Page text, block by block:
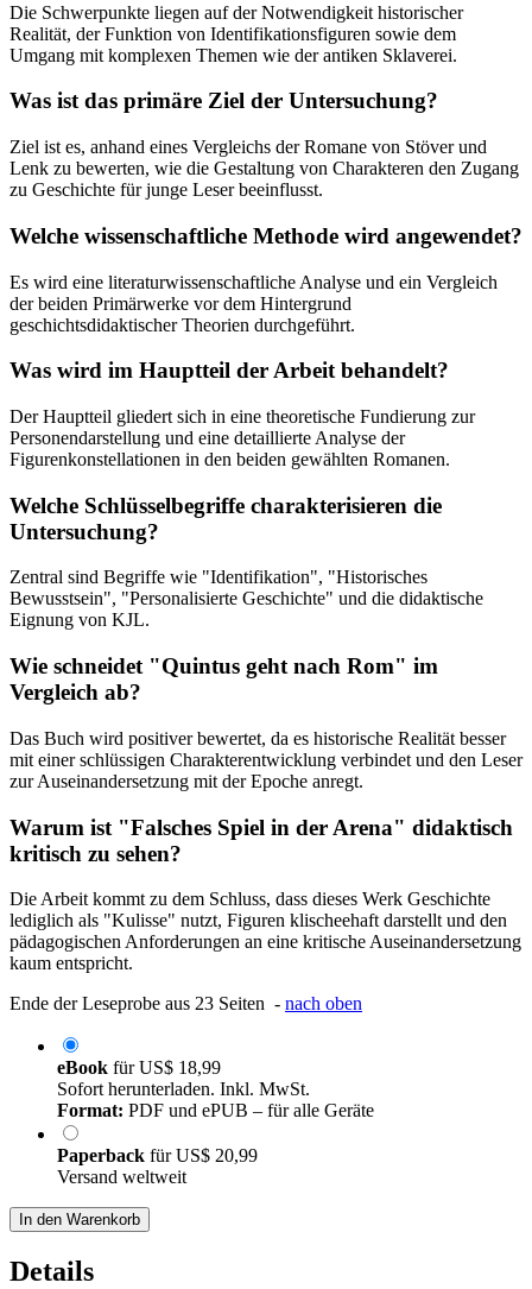
Die Schwerpunkte liegen auf der Notwendigkeit historischer
Realität, der Funktion von Identifikationsfiguren sowie dem
Umgang mit komplexen Themen wie der antiken Sklaverei.
Was ist das primäre Ziel der Untersuchung?
Ziel ist es, anhand eines Vergleichs der Romane von Stöver und
Lenk zu bewerten, wie die Gestaltung von Charakteren den Zugang
zu Geschichte für junge Leser beeinflusst.
Welche wissenschaftliche Methode wird angewendet?
Es wird eine literaturwissenschaftliche Analyse und ein Vergleich
der beiden Primärwerke vor dem Hintergrund
geschichtsdidaktischer Theorien durchgeführt.
Was wird im Hauptteil der Arbeit behandelt?
Der Hauptteil gliedert sich in eine theoretische Fundierung zur
Personendarstellung und eine detaillierte Analyse der
Figurenkonstellationen in den beiden gewählten Romanen.
Welche Schlüsselbegriffe charakterisieren die
Untersuchung?
Zentral sind Begriffe wie "Identifikation", "Historisches
Bewusstsein", "Personalisierte Geschichte" und die didaktische
Eignung von KJL.
Wie schneidet "Quintus geht nach Rom" im
Vergleich ab?
Das Buch wird positiver bewertet, da es historische Realität besser
mit einer schlüssigen Charakterentwicklung verbindet und den Leser
zur Auseinandersetzung mit der Epoche anregt.
Warum ist "Falsches Spiel in der Arena" didaktisch
kritisch zu sehen?
Die Arbeit kommt zu dem Schluss, dass dieses Werk Geschichte
lediglich als "Kulisse" nutzt, Figuren klischeehaft darstellt und den
pädagogischen Anforderungen an eine kritische Auseinandersetzung
kaum entspricht.
Ende der Leseprobe aus 23 Seiten - nach oben
eBook fürUS$ 18,99
Sofort herunterladen. Inkl. MwSt.
Format: PDF und ePUB – für alle Geräte
Paperback fürUS$ 20,99
Versand weltweit
In den Warenkorb
Details